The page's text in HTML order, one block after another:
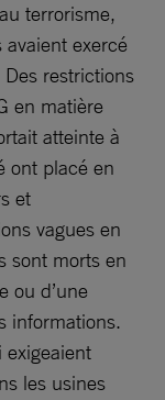
terrorisme,
avaient exercé
restrictions
en matière
atteinte à
ont placé en
et
vagues en
sont morts en
ou d’une
informations.
exigeaient
les usines